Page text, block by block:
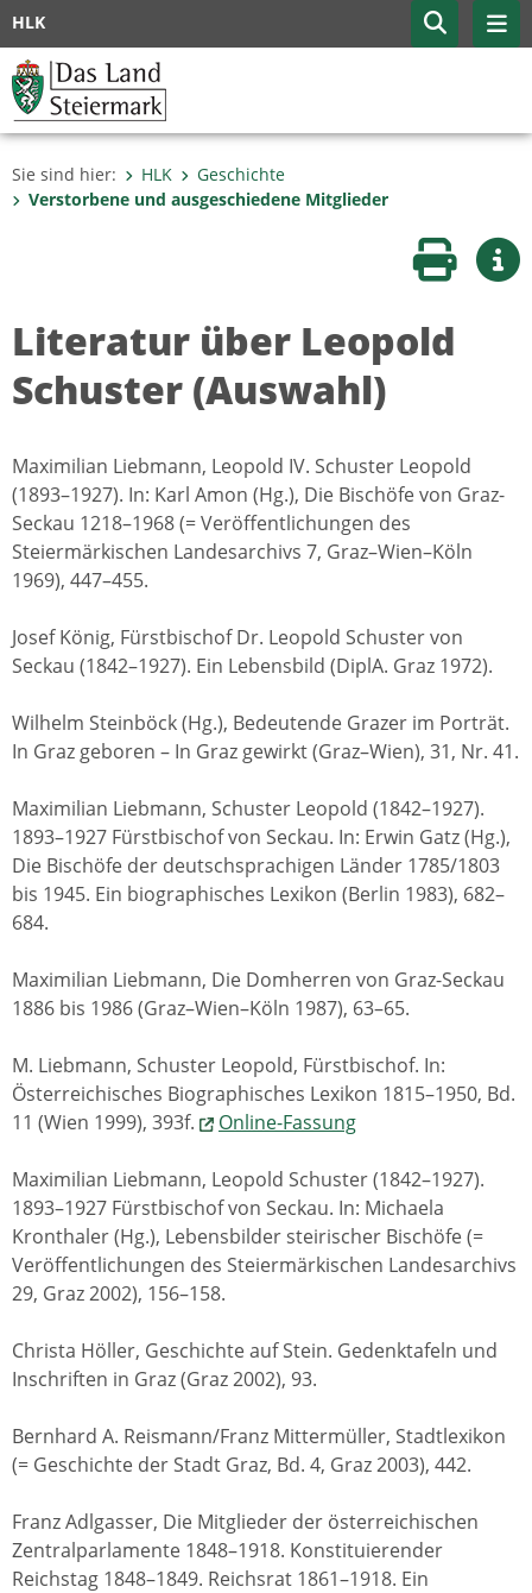
HLK
Sie sind hier: HLK
Geschichte
Verstorbene und ausgeschiedene Mitglieder
Seite
Literatur über Leopold
Schuster (Auswahl)
Maximilian Liebmann, Leopold IV. Schuster Leopold
(1893–1927). In: Karl Amon (Hg.), Die Bischöfe von Graz-
Seckau 1218–1968 (= Veröffentlichungen des
Steiermärkischen Landesarchivs 7, Graz–Wien–Köln
1969), 447–455.
Josef König, Fürstbischof Dr. Leopold Schuster von
Seckau (1842–1927). Ein Lebensbild (DiplA. Graz 1972).
Wilhelm Steinböck (Hg.), Bedeutende Grazer im Porträt.
In Graz geboren – In Graz gewirkt (Graz–Wien), 31, Nr. 41.
Maximilian Liebmann, Schuster Leopold (1842–1927).
1893–1927 Fürstbischof von Seckau. In: Erwin Gatz (Hg.),
Die Bischöfe der deutschsprachigen Länder 1785/1803
bis 1945. Ein biographisches Lexikon (Berlin 1983), 682–
684.
Maximilian Liebmann, Die Domherren von Graz-Seckau
1886 bis 1986 (Graz–Wien–Köln 1987), 63–65.
M. Liebmann, Schuster Leopold, Fürstbischof. In:
Österreichisches Biographisches Lexikon 1815–1950, Bd.
11 (Wien 1999), 393f.
Online-Fassung
Maximilian Liebmann, Leopold Schuster (1842–1927).
1893–1927 Fürstbischof von Seckau. In: Michaela
Kronthaler (Hg.), Lebensbilder steirischer Bischöfe (=
Veröffentlichungen des Steiermärkischen Landesarchivs
29, Graz 2002), 156–158.
Christa Höller, Geschichte auf Stein. Gedenktafeln und
Inschriften in Graz (Graz 2002), 93.
Bernhard A. Reismann/Franz Mittermüller, Stadtlexikon
(= Geschichte der Stadt Graz, Bd. 4, Graz 2003), 442.
Franz Adlgasser, Die Mitglieder der österreichischen
Zentralparlamente 1848–1918. Konstituierender
Reichstag 1848–1849. Reichsrat 1861–1918. Ein